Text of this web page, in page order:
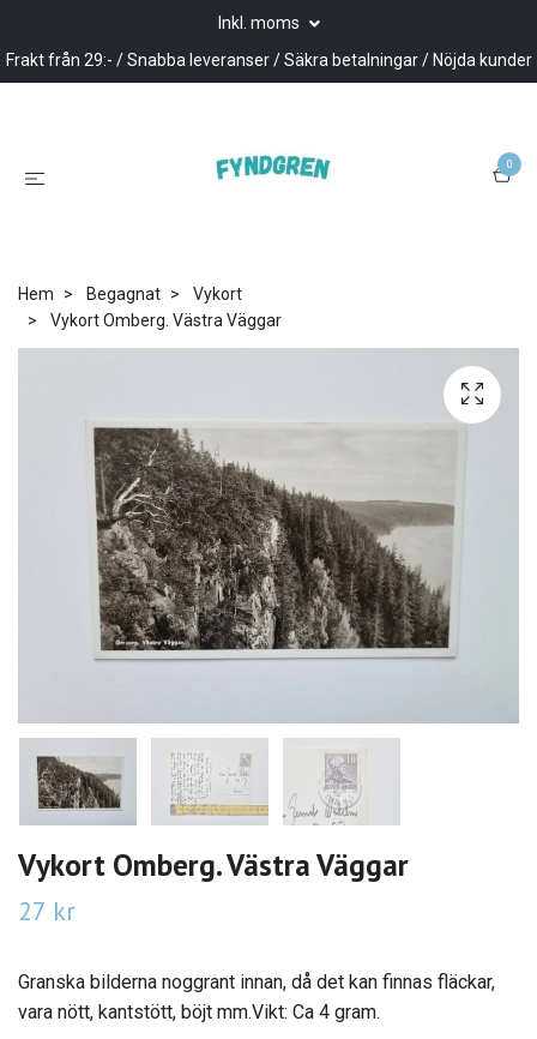
Inkl. moms
Frakt från 29:- / Snabba leveranser / Säkra betalningar / Nöjda kunder
0
Hem Begagnat
Vykort
Vykort Omberg. Västra Väggar
Vykort Omberg. Västra Väggar
27 kr
Granska bilderna noggrant innan, då det kan finnas fläckar,
vara nött, kantstött, böjt mm.Vikt: Ca 4 gram.